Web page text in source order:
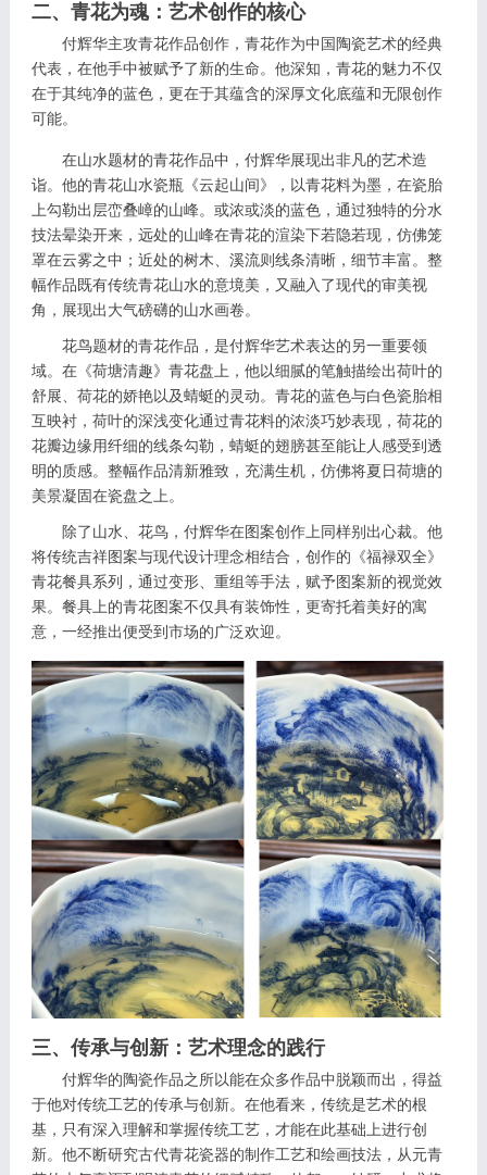
二、青花为魂：艺术创作的核心
付辉华主攻青花作品创作，青花作为中国陶瓷艺术的经典
代表，在他手中被赋予了新的生命。他深知，青花的魅力不仅
在于其纯净的蓝色，更在于其蕴含的深厚文化底蕴和无限创作
可能。
在山水题材的青花作品中，付辉华展现出非凡的艺术造
诣。他的青花山水瓷瓶《云起山间》，以青花料为墨，在瓷胎
上勾勒出层峦叠嶂的山峰。或浓或淡的蓝色，通过独特的分水
技法晕染开来，远处的山峰在青花的渲染下若隐若现，仿佛笼
罩在云雾之中；近处的树木、溪流则线条清晰，细节丰富。整
幅作品既有传统青花山水的意境美，又融入了现代的审美视
角，展现出大气磅礴的山水画卷。
花鸟题材的青花作品，是付辉华艺术表达的另一重要领
域。在《荷塘清趣》青花盘上，他以细腻的笔触描绘出荷叶的
舒展、荷花的娇艳以及蜻蜓的灵动。青花的蓝色与白色瓷胎相
互映衬，荷叶的深浅变化通过青花料的浓淡巧妙表现，荷花的
花瓣边缘用纤细的线条勾勒，蜻蜓的翅膀甚至能让人感受到透
明的质感。整幅作品清新雅致，充满生机，仿佛将夏日荷塘的
美景凝固在瓷盘之上。
除了山水、花鸟，付辉华在图案创作上同样别出心裁。他
将传统吉祥图案与现代设计理念相结合，创作的《福禄双全》
青花餐具系列，通过变形、重组等手法，赋予图案新的视觉效
果。餐具上的青花图案不仅具有装饰性，更寄托着美好的寓
意，一经推出便受到市场的广泛欢迎。
三、传承与创新：艺术理念的践行
付辉华的陶瓷作品之所以能在众多作品中脱颖而出，得益
于他对传统工艺的传承与创新。在他看来，传统是艺术的根
基，只有深入理解和掌握传统工艺，才能在此基础上进行创
新。他不断研究古代青花瓷器的制作工艺和绘画技法，从元青